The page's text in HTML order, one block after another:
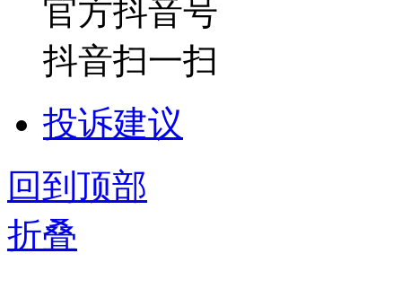
官方抖音号
抖音扫一扫
投诉建议
回到顶部
折叠